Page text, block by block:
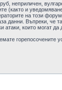
неприличен,
(както и
на този
данни. Въпреки, че
атаки, които могат
горепосочените